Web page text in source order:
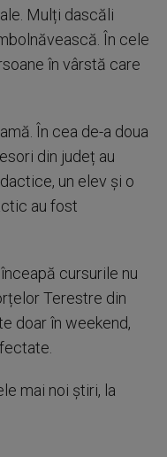
Mulți dascăli
În cele
în vârstă care
În cea de-a doua
din județ au
un elev și o
au fost
cursurile nu
Terestre din
doar în weekend,
mai noi știri, la